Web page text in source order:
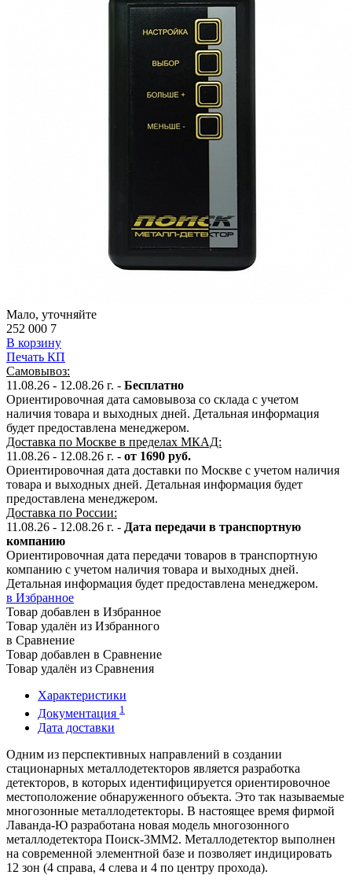
Мало, уточняйте
252 000 7
В корзину
Печать КП
Самовывоз:
11.08.26 - 12.08.26 г. - Бесплатно
Ориентировочная дата самовывоза со склада с учетом
наличия товара и выходных дней. Детальная информация
будет предоставлена менеджером.
Доставка по Москве в пределах МКАД:
11.08.26 - 12.08.26 г. - от 1690 руб.
Ориентировочная дата доставки по Москве с учетом наличия
товара и выходных дней. Детальная информация будет
предоставлена менеджером.
Доставка по России:
11.08.26 - 12.08.26 г. - Дата передачи в транспортную
компанию
Ориентировочная дата передачи товаров в транспортную
компанию с учетом наличия товара и выходных дней.
Детальная информация будет предоставлена менеджером.
в Избранное
Товар добавлен в Избранное
Товар удалён из Избранного
в Сравнение
Товар добавлен в Сравнение
Товар удалён из Сравнения
Характеристики
Документация 1
Дата доставки
Одним из перспективных направлений в создании
стационарных металлодетекторов является разработка
детекторов, в которых идентифицируется ориентировочное
местоположение обнаруженного объекта. Это так называемые
многозонные металлодетекторы. В настоящее время фирмой
Лаванда-Ю разработана новая модель многозонного
металлодетектора Поиск-3ММ2. Металлодетектор выполнен
на современной элементной базе и позволяет индицировать
12 зон (4 справа, 4 слева и 4 по центру прохода).